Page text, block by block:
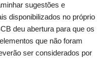
sugestões e
disponibilizados no próprio
deu abertura para que os
que não foram
ser considerados por